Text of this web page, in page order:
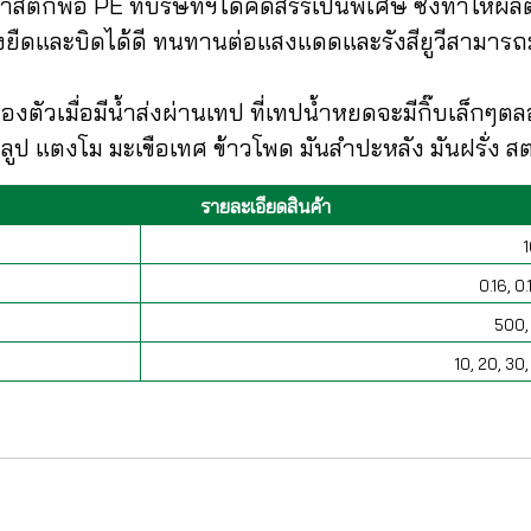
ดและบิดได้ดี ทนทานต่อแสงแดดและรังสียูวีสามาร
ตัวเมื่อมีน้ำส่งผ่านเทป ที่เทปน้ำหยดจะมีกิ๊บเล็กๆต
แตงโม มะเขือเทศ ข้าวโพด มันสำปะหลัง มันฝรั่ง ส
รายละเอียดสินค้า
0.16,
10, 20,